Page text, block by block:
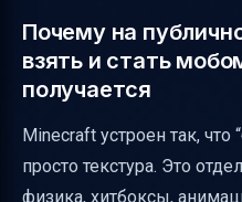
Почему на
взять и стать
получается
Minecraft устроен так,
просто текстура. Это
физика, хитбоксы,